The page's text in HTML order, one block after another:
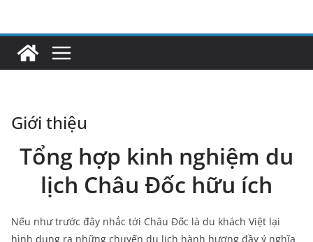
content
Giới thiệu
Tổng hợp kinh nghiệm du
lịch Châu Đốc hữu ích
Nếu như trước đây nhắc tới Châu Đốc là du khách Việt lại
hình dung ra những chuyến du lịch hành hương đầy ý nghĩa